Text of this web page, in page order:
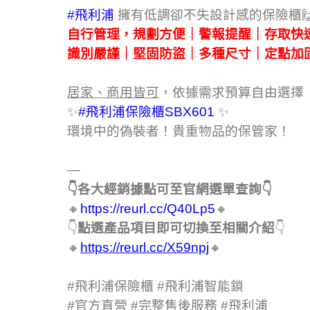
#飛利浦 擁有低調卻不失設計感的保險櫃
自行管理，規劃方便｜警報提醒｜存取快
識別嚴謹｜堅固防盜｜多種尺寸｜定點加
居家、商用皆可 ，依據需求預算自由選擇
✨#飛利浦保險櫃SBX601 ✨
環境中的偽裝者！貴重物品的保管家！
—
👇各大經銷據點可至官網選單查詢👇
🔸 https://reurl.cc/Q40Lp5🔸
👇點選產品項目即可切換至相關介紹👇
🔸 https://reurl.cc/X59npj🔸
#飛利浦保險櫃 #飛利浦智能鎖
#官方直營 #完整售後服務 #飛利浦